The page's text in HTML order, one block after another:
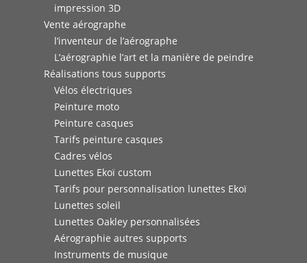
impression 3D
Vente aérographe
l’inventeur de l’aérographe
L’aérographie l’art et la manière de peindre
Réalisations tous supports
Vélos électriques
Peinture moto
Peinture casques
Tarifs peinture casques
Cadres vélos
Lunettes Ekoï custom
Tarifs pour personnalisation lunettes Ekoï
Lunettes soleil
Lunettes Oakley personnalisées
Aérographie autres supports
Instruments de musique